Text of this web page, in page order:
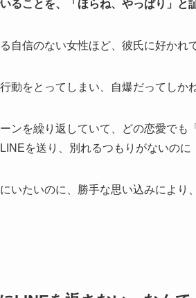
ることを、「ほらね、やっぱり」と
自信のない女性ほど、彼氏に好かれ
動をとってしまい、自爆だってしか
ンを繰り返していて、どの恋愛でも
を送り、別れるつもりがないの
いたいのに、勝手な思い込みにより